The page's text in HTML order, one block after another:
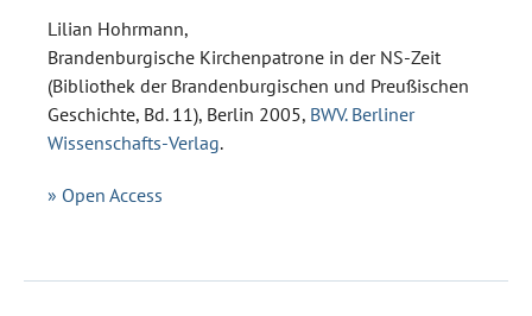
Lilian Hohrmann,
Brandenburgische Kirchenpatrone in der NS-Zeit
(Bibliothek der Brandenburgischen und Preußischen
Geschichte, Bd. 11), Berlin 2005, BWV. Berliner
Wissenschafts-Verlag.
» Open Access